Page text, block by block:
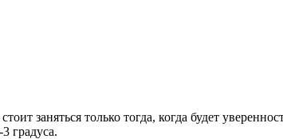
заняться только тогда, когда будет
градуса.